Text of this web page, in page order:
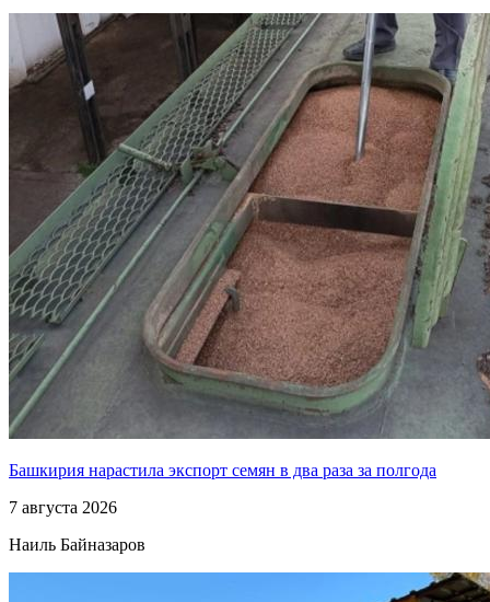
Башкирия нарастила экспорт семян в два раза за полгода
7 августа 2026
Наиль Байназаров